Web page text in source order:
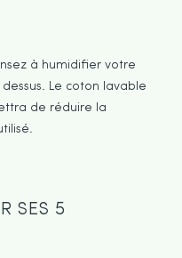
à humidifier votre
Le coton lavable
de réduire la
SES 5